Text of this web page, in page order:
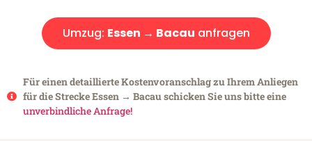
Umzug: Essen → Bacau anfragen
Für einen detaillierte Kostenvoranschlag zu Ihrem Anliegen
für die Strecke Essen → Bacau schicken Sie uns bitte eine
unverbindliche Anfrage!